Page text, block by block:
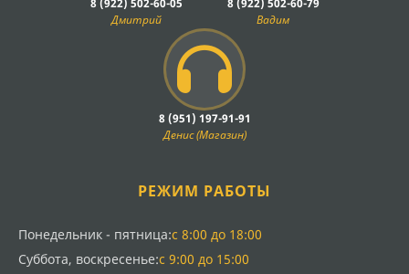
8 (922) 502-60-05
Дмитрий
8 (922) 502-60-79
Вадим
8 (951) 197-91-91
Денис (Магазин)
РЕЖИМ РАБОТЫ
Понедельник - пятница:с 8:00 до 18:00
Суббота, воскресенье:с 9:00 до 15:00